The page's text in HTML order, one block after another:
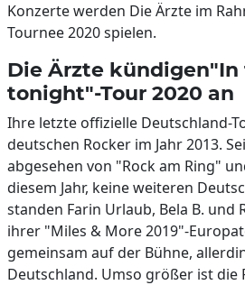
Konzerte werden Die Ärzte im
Tournee 2020 spielen.
Die Ärzte kündigen"In
tonight"-Tour 2020 an
Ihre letzte offizielle Deutschland-
deutschen Rocker im Jahr 2013.
abgesehen von "Rock am Ring"
diesem Jahr, keine weiteren
standen Farin Urlaub, Bela B. und
ihrer "Miles & More 2019"-
gemeinsam auf der Bühne,
Deutschland. Umso größer ist die